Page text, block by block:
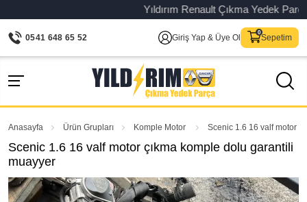
Yıldırım Renault Çıkma Yedek
0541 648 65 52 Giriş Yap & Üye Ol Sepetim
Anasayfa Ürün Grupları Komple Motor Scenic 1.6 16 valf motor
Scenic 1.6 16 valf motor çıkma komple dolu garantili
muayyer